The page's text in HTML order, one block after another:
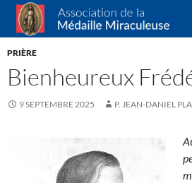
Association de la Médaille
Recherche
ALLER
PRIÈRE
Bienheureux
9 SEPTEMBRE 2025 P. JEAN-DANIEL